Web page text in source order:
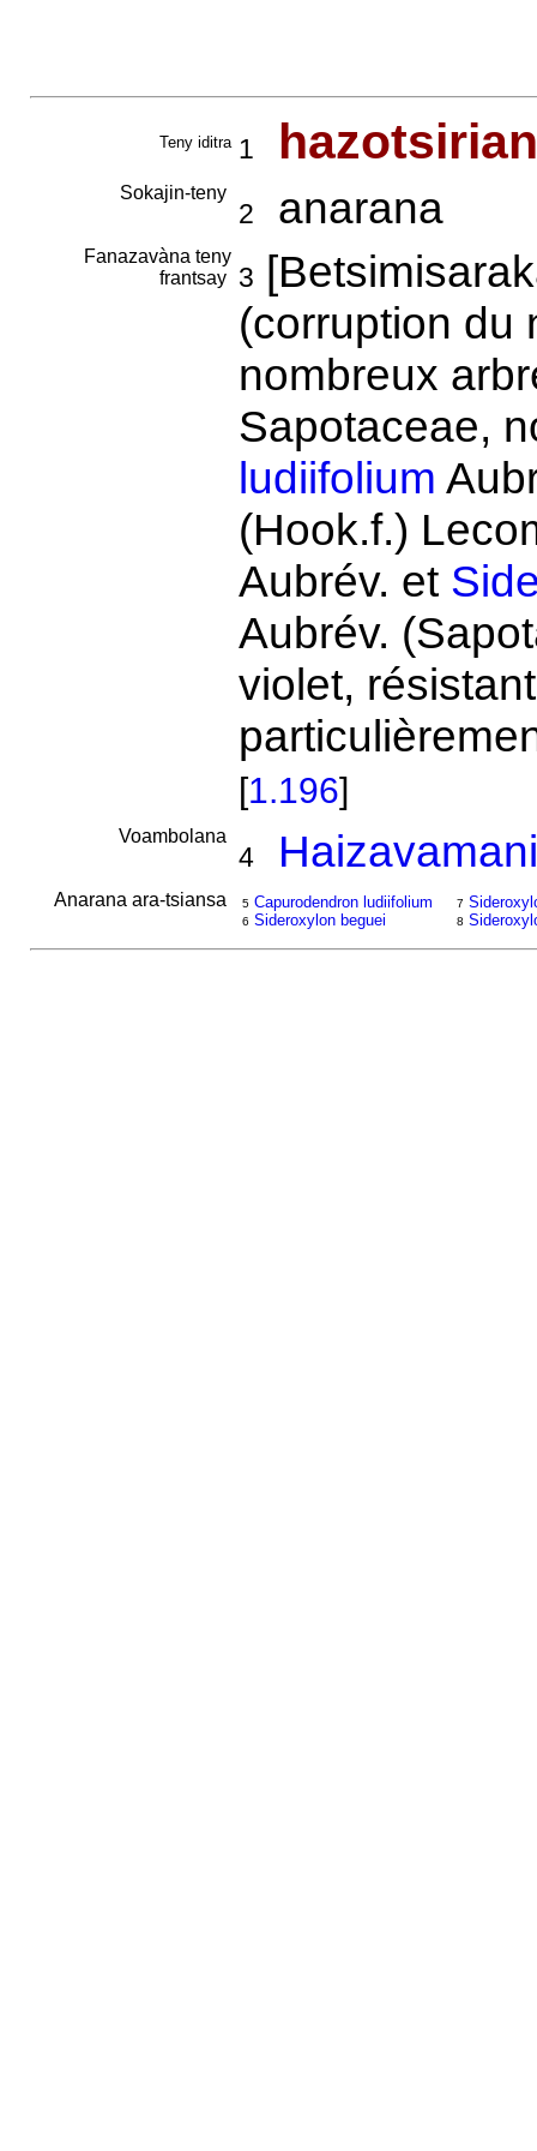
Teny iditra 1
Sokajin-teny
2 anarana
Fanazavàna teny
frantsay
3
(corruption du
nombreux
Sapotaceae,
ludiifolium
(Hook.f.)
Aubrév. et
Aubrév.
violet,
[1.196]
Voambolana
4
Anarana ara-tsiansa 5 Capurodendron ludiifolium
6 Sideroxylon beguei
7
8